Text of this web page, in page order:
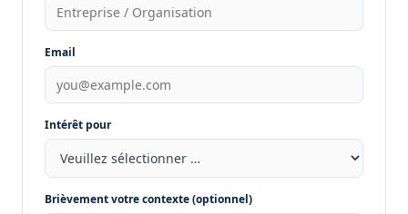
Email
Intérêt pour
Brièvement votre contexte (optionnel)